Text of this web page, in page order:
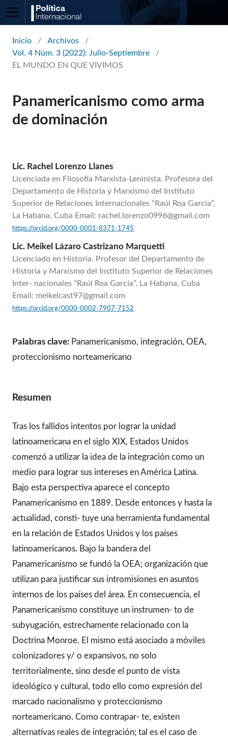
Inicio / Archivos
/
Vol. 4 Núm. 3 (2022): Julio-Septiembre
/
EL MUNDO EN QUE VIVIMOS
Panamericanismo como arma
de dominación
Lic. Rachel Lorenzo Llanes
Licenciada en Filosofía Marxista-Leninista. Profesora del
Departamento de Historia y Marxismo del Instituto
Superior de Relaciones Internacionales “Raúl Roa García”,
La Habana, Cuba Email: rachel.lorenzo0996@gmail.com
https://orcid.org/0000-0001-8371-1745
Lic. Meikel Lázaro Castrizano Marquetti
Licenciado en Historia. Profesor del Departamento de
Historia y Marxismo del Instituto Superior de Relaciones
Inter- nacionales “Raúl Roa García”, La Habana, Cuba
Email: meikelcast97@gmail.com
https://orcid.org/0000-0002-7907-7152
Palabras clave: Panamericanismo, integración, OEA,
proteccionismo norteamericano
Resumen
Tras los fallidos intentos por lograr la unidad
latinoamericana en el siglo XIX, Estados Unidos
comenzó a utilizar la idea de la integración como un
medio para lograr sus intereses en América Latina.
Bajo esta perspectiva aparece el concepto
Panamericanismo en 1889. Desde entonces y hasta la
actualidad, consti- tuye una herramienta fundamental
en la relación de Estados Unidos y los países
latinoamericanos. Bajo la bandera del
Panamericanismo se fundó la OEA; organización que
utilizan para justificar sus intromisiones en asuntos
internos de los países del área. En consecuencia, el
Panamericanismo constituye un instrumen- to de
subyugación, estrechamente relacionado con la
Doctrina Monroe. El mismo está asociado a móviles
colonizadores y/ o expansivos, no solo
territorialmente, sino desde el punto de vista
ideológico y cultural, todo ello como expresión del
marcado nacionalismo y proteccionismo
norteamericano. Como contrapar- te, existen
alternativas reales de integración; tal es el caso de